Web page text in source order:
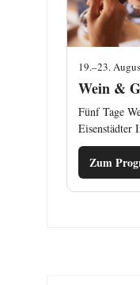
19.–23.
Wein &
Fünf Tage
Eisenstädter
Zum